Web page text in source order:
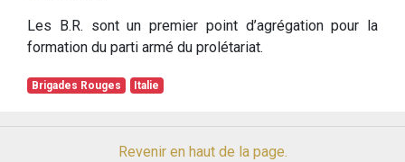
Les B.R. sont un premier point d’agrégation pour la
formation du parti armé du prolétariat.
Brigades Rouges Italie
Revenir en haut de la page.